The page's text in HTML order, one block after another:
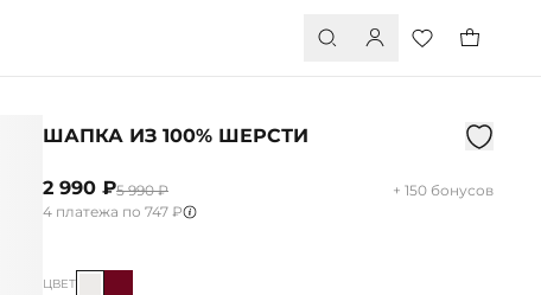
ШАПКА ИЗ 100% ШЕРСТИ
2 990 ₽5 990 ₽
+ 150 бонусов
4 платежа по 747 ₽
ЦВЕТ